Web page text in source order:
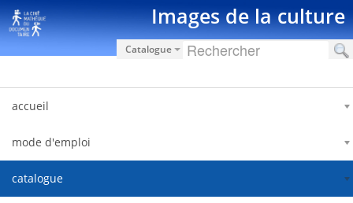
Saut au contenu Images de la culture
Catalogue
accueil
mode d'emploi
catalogue